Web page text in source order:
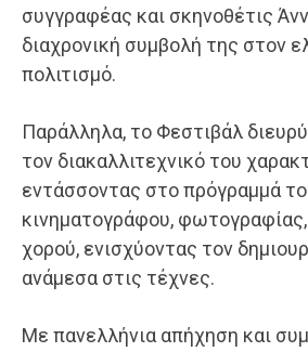
συγγραφέας και σκηνοθέτις
διαχρονική συμβολή της στον
πολιτισμό.
Παράλληλα, το Φεστιβάλ
τον διακαλλιτεχνικό του
εντάσσοντας στο πρόγραμμά
κινηματογράφου, φωτογραφίας,
χορού, ενισχύοντας τον
ανάμεσα στις τέχνες.
Με πανελλήνια απήχηση και